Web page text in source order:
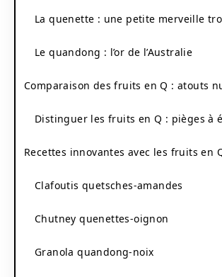
La quenette : une petite merveille
Le quandong : l’or de l’Australie
Comparaison des fruits en Q : atouts
Distinguer les fruits en Q : pièges à
Recettes innovantes avec les fruits en
Clafoutis quetsches-amandes
Chutney quenettes-oignon
Granola quandong-noix